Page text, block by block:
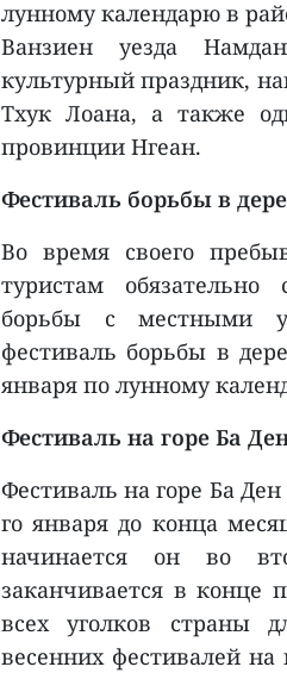
лунному календарю в
Ванзиен уезда
культурный праздник,
Тхук Лоана, а также
провинции Нгеан.
Фестиваль борьбы в
Во время своего
туристам
борьбы с местными
фестиваль борьбы в
января по лунному
Фестиваль на горе Ба
Фестиваль на горе Ба
го января до конца
начинается он во
заканчивается в конце
всех уголков страны
весенних фестивалей